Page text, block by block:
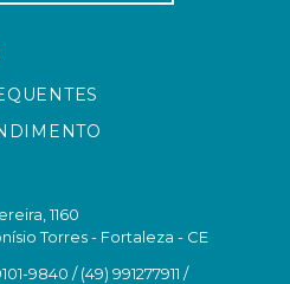
1160
Torres - Fortaleza - CE
9840 / (49) 991277911 /